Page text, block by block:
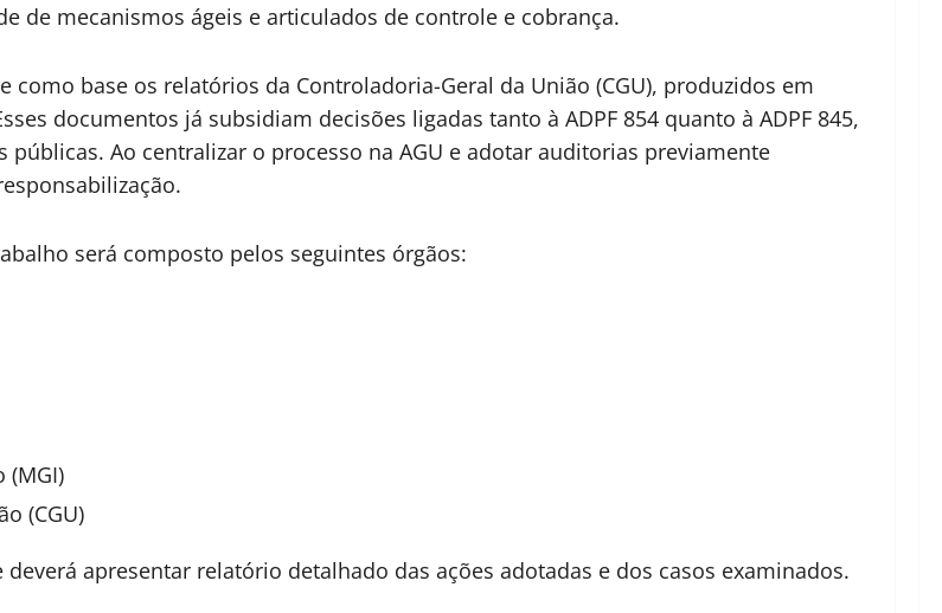
de mecanismos ágeis e articulados de controle e cobrança.
base os relatórios da Controladoria-Geral da União (CGU), produzidos em
documentos já subsidiam decisões ligadas tanto à ADPF 854 quanto à ADPF 845,
Ao centralizar o processo na AGU e adotar auditorias previamente
será composto pelos seguintes órgãos:
(MGI)
(CGU)
apresentar relatório detalhado das ações adotadas e dos casos examinados.